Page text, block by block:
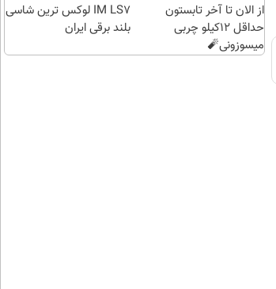
بگیر)
از الان تا آخر تابستون
حداقل 12کیلو چربی
میسوزونی🧨
IM LS7 لوکس ترین شاسی
بلند برقی ایران